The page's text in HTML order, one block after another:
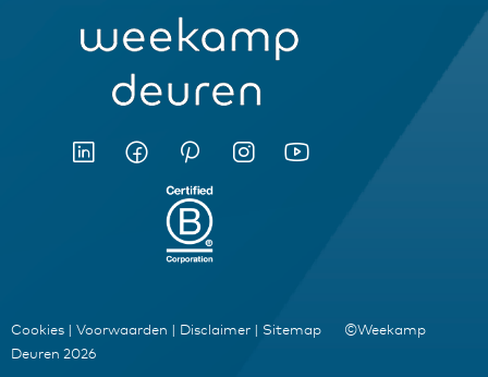
Cookies Voorwaarden Disclaimer Sitemap ©Weekamp
Deuren 2026